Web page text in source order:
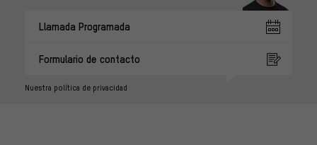
Llamada Programada
Formulario de contacto
Nuestra política de privacidad